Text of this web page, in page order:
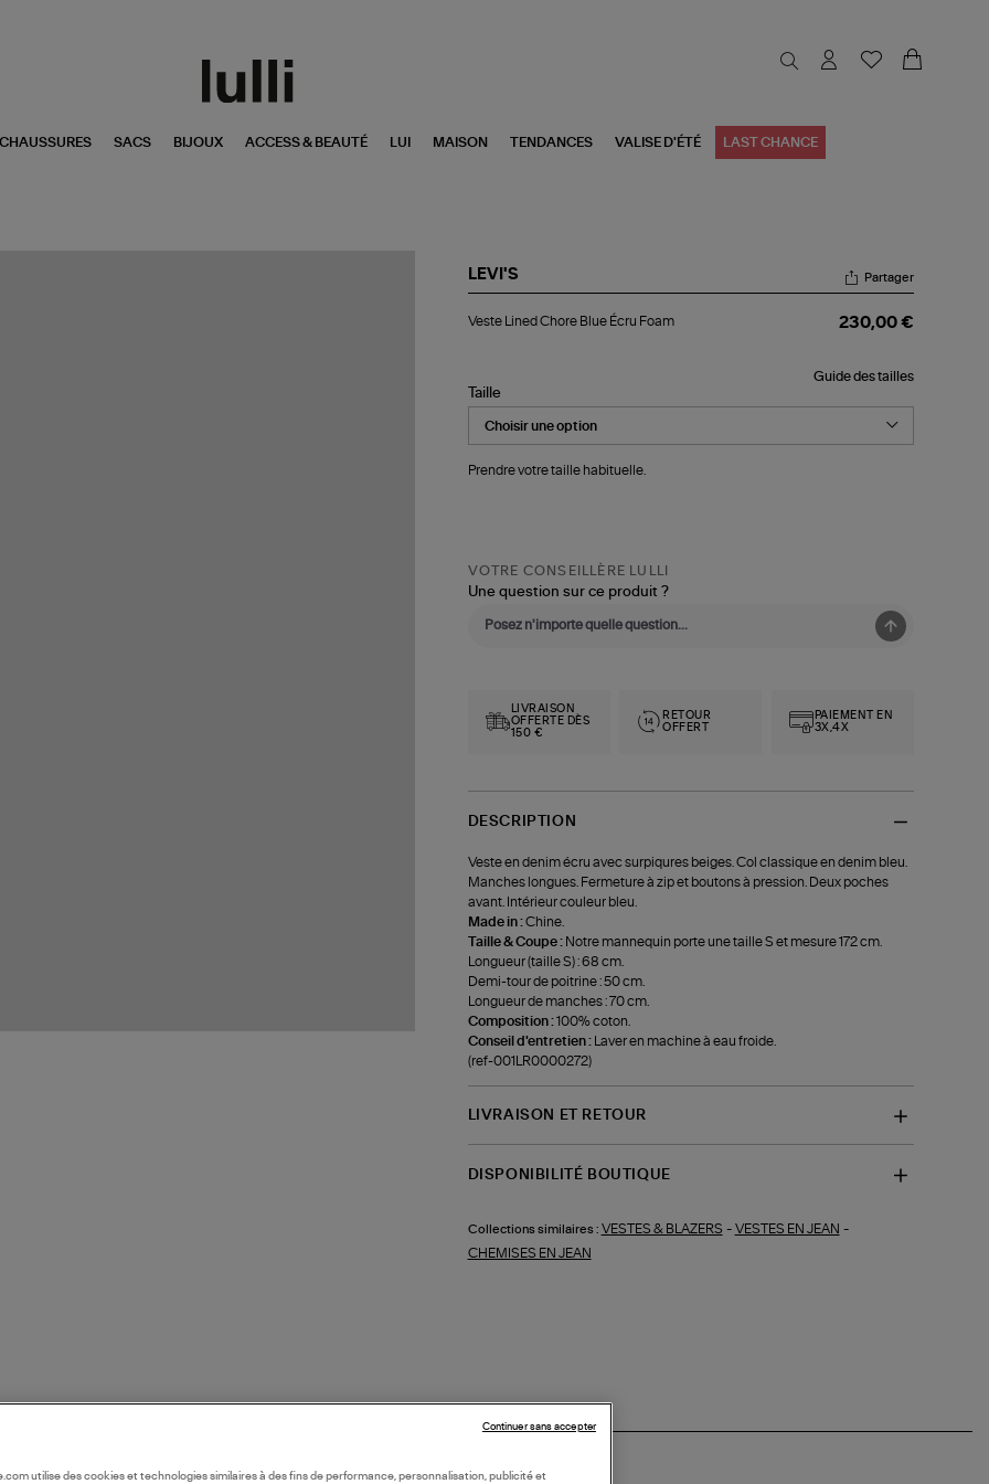
CHAUSSURES SACS BIJOUX ACCESS & BEAUTÉ LUI MAISON TENDANCES VALISE D'ÉTÉ LAST CHANCE
LEVI'S
Lined
Foam
Partager
Veste Lined Chore Blue Écru Foam 230,00 €
Guide des tailles
Taille
Prendre votre taille habituelle.
VOTRE CONSEILLÈRE LULLI
Une question sur ce produit ?
LIVRAISON
OFFERTE DÈS
150 €
RETOUR
OFFERT
PAIEMENT EN
3X,4X
DESCRIPTION
Veste en denim écru avec surpiqures beiges. Col classique en denim bleu.
Manches longues. Fermeture à zip et boutons à pression. Deux poches
avant. Intérieur couleur bleu.
Made in :Chine.
Taille & Coupe : Notre mannequin porte une taille S et mesure 172 cm.
Longueur (taille S) : 68 cm.
Demi-tour de poitrine : 50 cm.
Longueur de manches : 70 cm.
Composition :100% coton.
Conseil d'entretien :
Laver en machine à eau froide.
(ref-001LR0000272)
LIVRAISON ET RETOUR
DISPONIBILITÉ BOUTIQUE
Collections similaires : VESTES & BLAZERS - VESTES EN JEAN -
CHEMISES EN JEAN
utilise des cookies et technologies similaires à des fins de performance, personnalisation, publicité et
Continuer sans accepter